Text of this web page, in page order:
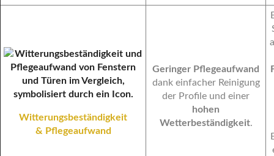
Witterungsbeständigkeit
& Pflegeaufwand
Geringer Pflegeaufwand
dank einfacher Reinigung
der Profile und einer
hohen
Wetterbeständigkeit.